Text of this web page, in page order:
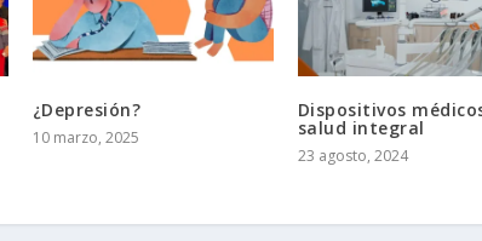
¿Depresión?
10 marzo, 2025
Dispositivos
salud integral
23 agosto, 2024